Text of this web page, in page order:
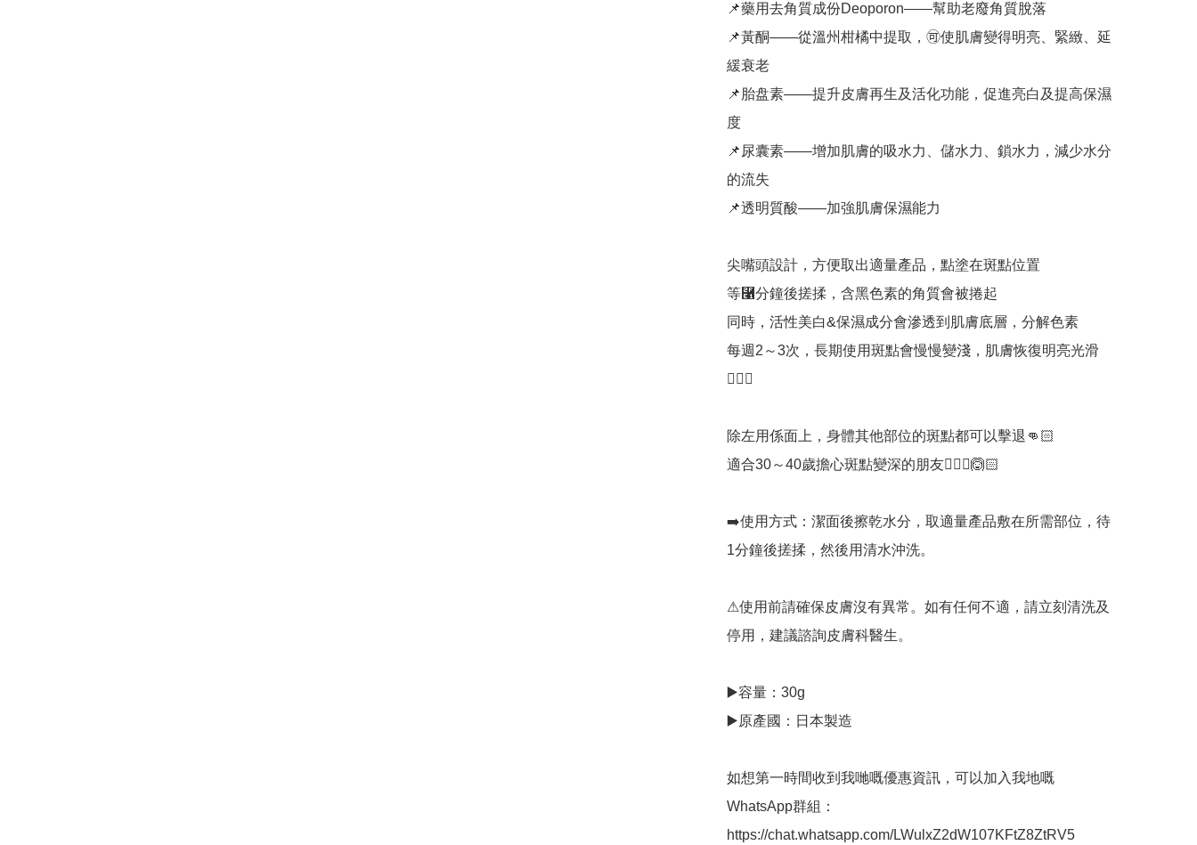
📌藥用去角質成份Deoporon——幫助老廢角質脫落
📌黃酮——從溫州柑橘中提取，🉑使肌膚變得明亮、緊緻、延
緩衰老
📌胎盘素——提升皮膚再生及活化功能，促進亮白及提高保濕
度
📌尿囊素——增加肌膚的吸水力、儲水力、鎖水力，減少水分
的流失
📌透明質酸——加強肌膚保濕能力
尖嘴頭設計，方便取出適量產品，點塗在斑點位置
等⿡分鐘後搓揉，含黑色素的角質會被捲起
同時，活性美白&保濕成分會滲透到肌膚底層，分解色素
每週2～3次，長期使用斑點會慢慢變淺，肌膚恢復明亮光滑
🧏🏻‍♀
除左用係面上，身體其他部位的斑點都可以擊退👊🏻
適合30～40歲擔心斑點變深的朋友🙆🏻‍♀🙆🏻
➡️使用方式：潔面後擦乾水分，取適量產品敷在所需部位，待
1分鐘後搓揉，然後用清水沖洗。
⚠使用前請確保皮膚沒有異常。如有任何不適，請立刻清洗及
停用，建議諮詢皮膚科醫生。
▶️容量：30g
▶️原產國：日本製造
如想第一時間收到我哋嘅優惠資訊，可以加入我地嘅
WhatsApp群組：
https://chat.whatsapp.com/LWulxZ2dW107KFtZ8ZtRV5